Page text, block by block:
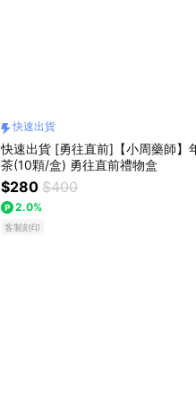
快速出貨
快速出貨 [勇往直前]【小周藥師】
茶(10顆/盒) 勇往直前禮物盒
$280 $400
2.0%
客製刻印